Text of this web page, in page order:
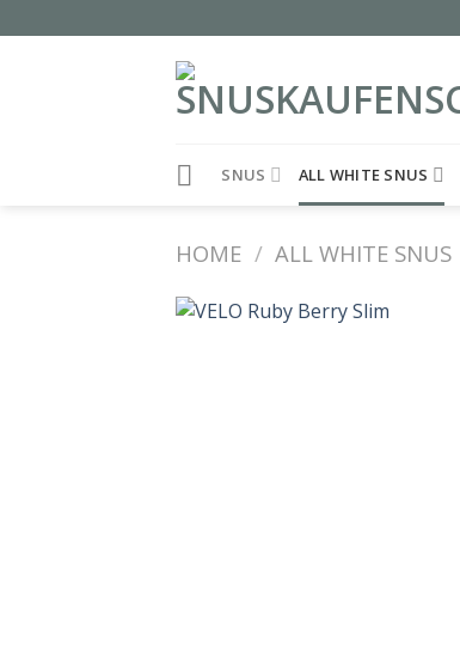
to
SNUS ALL WHITE SNUS
HOME / ALL WHITE SNUS